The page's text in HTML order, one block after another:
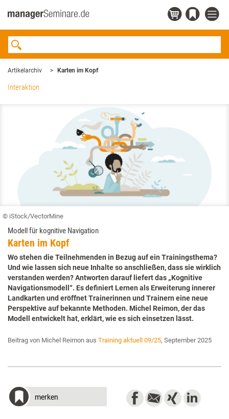
Artikelarchiv Karten im Kopf
Interaktion
© iStock/VectorMine
Modell für kognitive Navigation
Karten im Kopf
Wo stehen die Teilnehmenden in Bezug auf ein Trainingsthema?
Und wie lassen sich neue Inhalte so anschließen, dass sie wirklich
verstanden werden? Antworten darauf liefert das „Kognitive
Navigationsmodell“. Es definiert Lernen als Erweiterung innerer
Landkarten und eröffnet Trainerinnen und Trainern eine neue
Perspektive auf bekannte Methoden. Michel Reimon, der das
Modell entwickelt hat, erklärt, wie es sich einsetzen lässt.
Beitrag von Michel Reimon aus Training aktuell 09/25, September 2025
merken